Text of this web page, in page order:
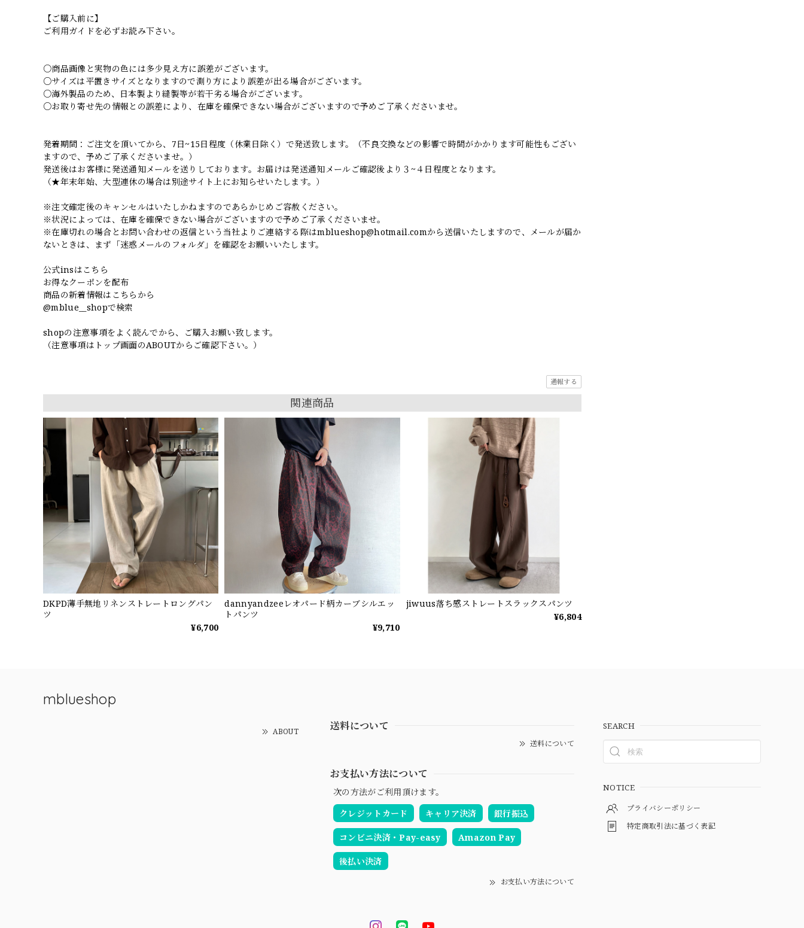
【ご購入前に】
ご利用ガイドを必ずお読み下さい。
○商品画像と実物の色には多少見え方に誤差がございます。
○サイズは平置きサイズとなりますので測り方により誤差が出る場合がございます。
○海外製品のため、日本製より縫製等が若干劣る場合がございます。
○お取り寄せ先の情報との誤差により、在庫を確保できない場合がございますので予めご了承くださいませ。
発着期間：ご注文を頂いてから、7日~15日程度（休業日除く）で発送致します。（不良交換などの影響で時間がかかります可能性もござい
ますので、予めご了承くださいませ。）
発送後はお客様に発送通知メールを送りしております。お届けは発送通知メールご確認後より３~４日程度となります。
（★年末年始、大型連休の場合は別途サイト上にお知らせいたします。）
※注文確定後のキャンセルはいたしかねますのであらかじめご容赦ください。
※状況によっては、在庫を確保できない場合がございますので予めご了承くださいませ。
※在庫切れの場合とお問い合わせの返信という当社よりご連絡する際はmblueshop@hotmail.comから送信いたしますので、メールが届か
ないときは、まず「迷惑メールのフォルダ」を確認をお願いいたします。
公式insはこちら
お得なクーポンを配布
商品の新着情報はこちらから
@mblue__shopで検索
shopの注意事項をよく読んでから、ご購入お願い致します。
（注意事項はトップ画面のABOUTからご確認下さい。）
通報する
関連商品
DKPD薄手無地リネンストレートロングパン
ツ
¥6,700
dannyandzeeレオパード柄カーブシルエッ
トパンツ
¥9,710
jiwuus落ち感ストレートスラックスパンツ
¥6,804
mblueshop
ABOUT 送料について
送料について
お支払い方法について
次の方法がご利用頂けます。
クレジットカード
キャリア決済 銀行振込
コンビニ決済・Pay-easy Amazon Pay
後払い決済
お支払い方法について
SEARCH
NOTICE
プライバシーポリシー
特定商取引法に基づく表記